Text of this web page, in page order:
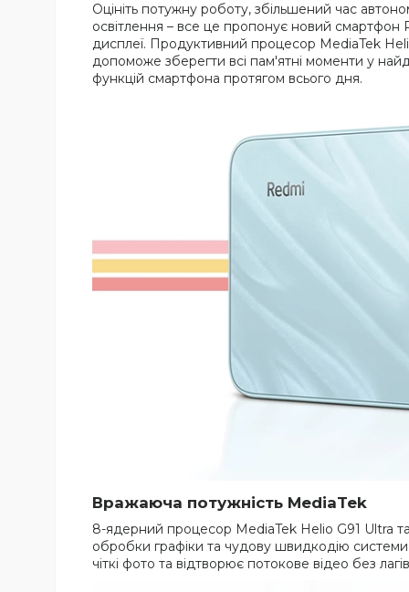
Оцініть потужну роботу, збільшений час
освітлення – все це пропонує новий
дисплеї. Продуктивний процесор MediaTek
допоможе зберегти всі пам'ятні моменти у
функцій смартфона протягом всього дня.
Вражаюча потужність MediaTek
8-ядерний процесор MediaTek Helio G91 Ultra
обробки графіки та чудову швидкодію
чіткі фото та відтворює потокове відео без